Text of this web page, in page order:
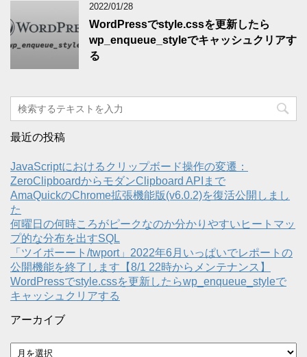
2022/01/28
WordPressでstyle.cssを更新したら
wp_enqueue_styleでキャッシュクリアす
る
最近の投稿
JavaScriptにおけるクリップボード操作の変遷：
ZeroClipboardからモダンClipboard APIまで
AmaQuickのChrome拡張機能版(v6.0.2)を復活公開しまし
た
何曜日の何時ころがピークなのか分かりやすいヒートマッ
プ的な分布を出すSQL
「ツイポーート/twport」2022年6月いっぱいでレポートの
公開機能を終了します【8/1 22時からメンテナンス】
WordPressでstyle.cssを更新したらwp_enqueue_styleで
キャッシュクリアする
アーカイブ
ア